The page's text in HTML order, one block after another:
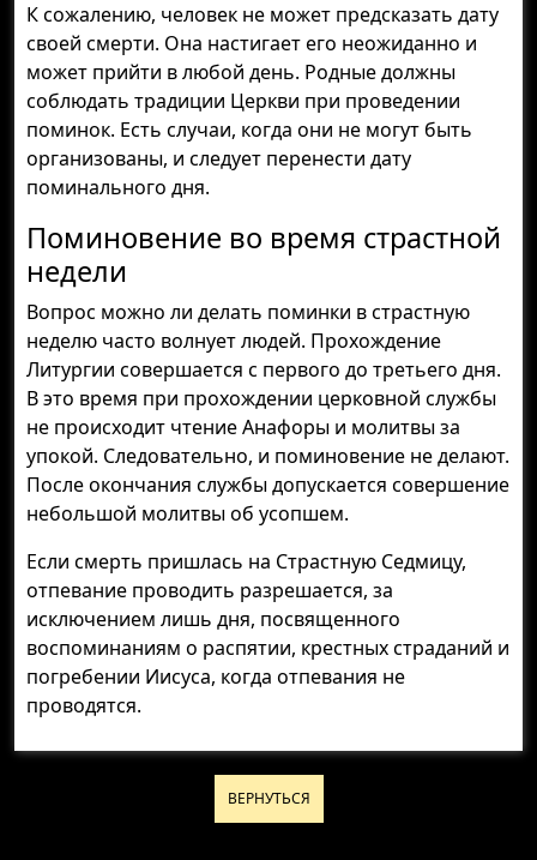
К сожалению, человек не может предсказать дату
своей смерти. Она настигает его неожиданно и
может прийти в любой день. Родные должны
соблюдать традиции Церкви при проведении
поминок. Есть случаи, когда они не могут быть
организованы, и следует перенести дату
поминального дня.
Поминовение во время страстной
недели
Вопрос можно ли делать поминки в страстную
неделю часто волнует людей. Прохождение
Литургии совершается с первого до третьего дня.
В это время при прохождении церковной службы
не происходит чтение Анафоры и молитвы за
упокой. Следовательно, и поминовение не делают.
После окончания службы допускается совершение
небольшой молитвы об усопшем.
Если смерть пришлась на Страстную Седмицу,
отпевание проводить разрешается, за
исключением лишь дня, посвященного
воспоминаниям о распятии, крестных страданий и
погребении Иисуса, когда отпевания не
проводятся.
ВЕРНУТЬСЯ